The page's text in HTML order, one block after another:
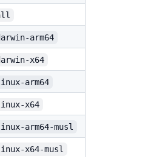
arm64
x64
arm64
x64
arm64-musl
x64-musl